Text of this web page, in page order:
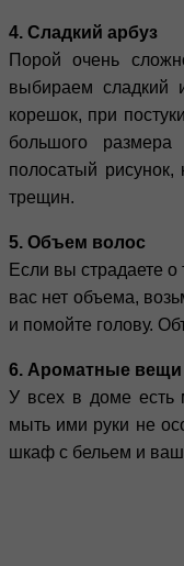
4. Сладкий арбуз
Порой очень
выбираем сладкий
корешок, при
большого
полосатый
трещин.
5. Объем волос
Если вы страдаете
вас нет объема,
и помойте голову.
6. Ароматные вещи
У всех в доме есть
мыть ими руки не
шкаф с бельем и